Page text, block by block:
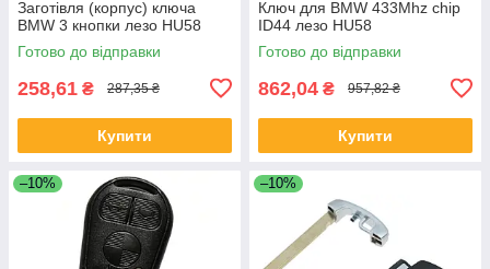
Заготівля (корпус) ключа
BMW 3 кнопки лезо HU58
Готово до відправки
258,61 ₴ 287,35 ₴
Купити
Ключ для BMW 433Mhz chip
ID44 лезо HU58
Готово до відправки
862,04 ₴ 957,82 ₴
Купити
–10% –10%